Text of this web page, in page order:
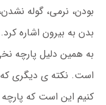
بودن، نرمی، گوله
بدن به بیرون اشاره کرد.
به همین دلیل پارچه
است. نکته ی دیگری که
کنیم این است که